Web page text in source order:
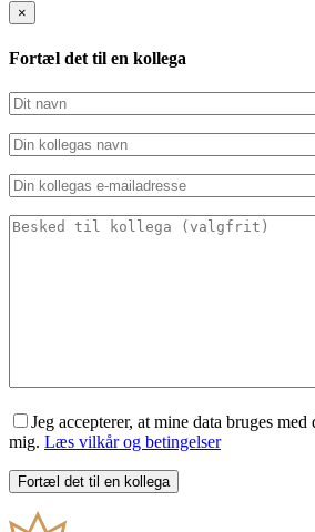
×
Fortæl det til en kollega
Jeg accepterer, at mine data bruges
mig. Læs vilkår og betingelser